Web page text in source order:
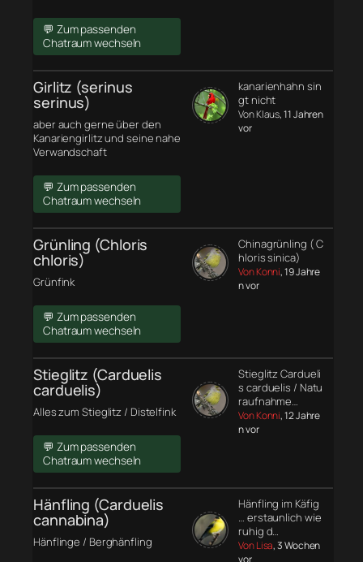
💬 Zum passenden
Chatraum wechseln
Girlitz (serinus
serinus)
aber auch gerne über den
Kanariengirlitz und seine nahe
Verwandschaft
💬 Zum passenden
Chatraum wechseln
kanarienhahn sin
gt nicht
Von Klaus, 11 Jahren
vor
Grünling (Chloris
chloris)
Grünfink
💬 Zum passenden
Chatraum wechseln
Chinagrünling ( C
hloris sinica)
Von Konni, 19 Jahre
n vor
Stieglitz (Carduelis
carduelis)
Alles zum Stieglitz / Distelfink
💬 Zum passenden
Chatraum wechseln
Stieglitz Cardueli
s carduelis / Natu
raufnahme…
Von Konni, 12 Jahre
n vor
Hänfling (Carduelis
cannabina)
Hänflinge / Berghänfling
Hänfling im Käfig
… erstaunlich wie
ruhig d…
Von Lisa, 3 Wochen